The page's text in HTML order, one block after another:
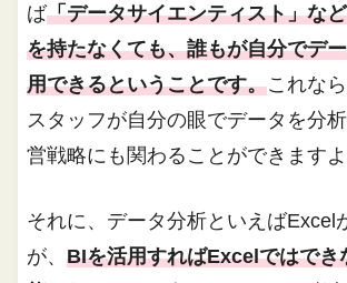
ば「データサイエンティスト」な
を持たなくても、誰もが自分でデ
用できるということです。これな
スタッフが自分の眼でデータを分
営戦略にも関わることができますよ
それに、データ分析といえばExcel
が、BIを活用すればExcelではでき